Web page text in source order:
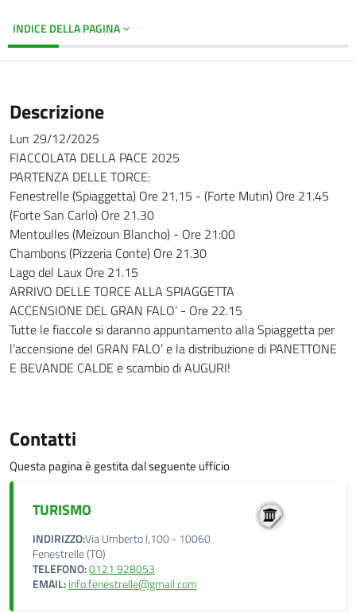
INDICE DELLA PAGINA
Descrizione
Lun 29/12/2025
FIACCOLATA DELLA PACE 2025
PARTENZA DELLE TORCE:
Fenestrelle (Spiaggetta) Ore 21,15 - (Forte Mutin) Ore 21.45
(Forte San Carlo) Ore 21.30
Mentoulles (Meizoun Blancho) - Ore 21:00
Chambons (Pizzeria Conte) Ore 21.30
Lago del Laux Ore 21.15
ARRIVO DELLE TORCE ALLA SPIAGGETTA
ACCENSIONE DEL GRAN FALO’ - Ore 22.15
Tutte le fiaccole si daranno appuntamento alla Spiaggetta per
l’accensione del GRAN FALO’ e la distribuzione di PANETTONE
E BEVANDE CALDE e scambio di AUGURI!
Contatti
Questa pagina è gestita dal seguente ufficio
TURISMO
INDIRIZZO:Via Umberto I,100 - 10060
Fenestrelle (TO)
TELEFONO:0121 928053
EMAIL:info.fenestrelle@gmail.com